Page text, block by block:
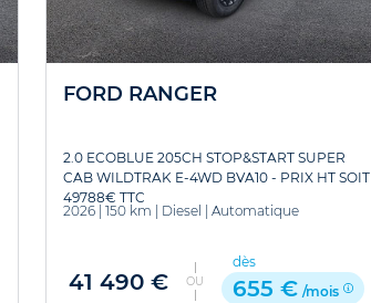
FORD RANGER
2.0 ECOBLUE 205CH STOP&START SUPER
CAB WILDTRAK E-4WD BVA10 - PRIX HT SOIT
49788€ TTC
2026| 150 km Diesel Automatique
41 490 € OU
dès
655 € /mois